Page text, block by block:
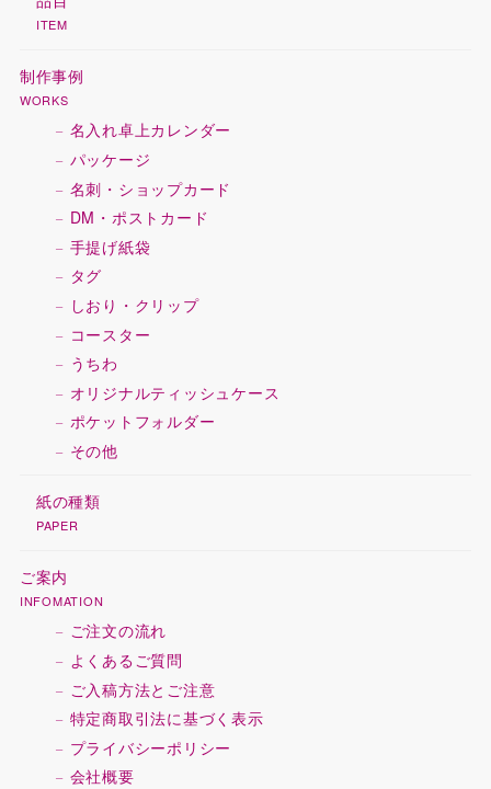
ITEM
制作事例
WORKS
名入れ卓上カレンダー
パッケージ
名刺・ショップカード
DM・ポストカード
手提げ紙袋
タグ
しおり・クリップ
コースター
うちわ
オリジナルティッシュケース
ポケットフォルダー
その他
紙の種類
PAPER
ご案内
INFOMATION
ご注文の流れ
よくあるご質問
ご入稿方法とご注意
特定商取引法に基づく表示
プライバシーポリシー
会社概要